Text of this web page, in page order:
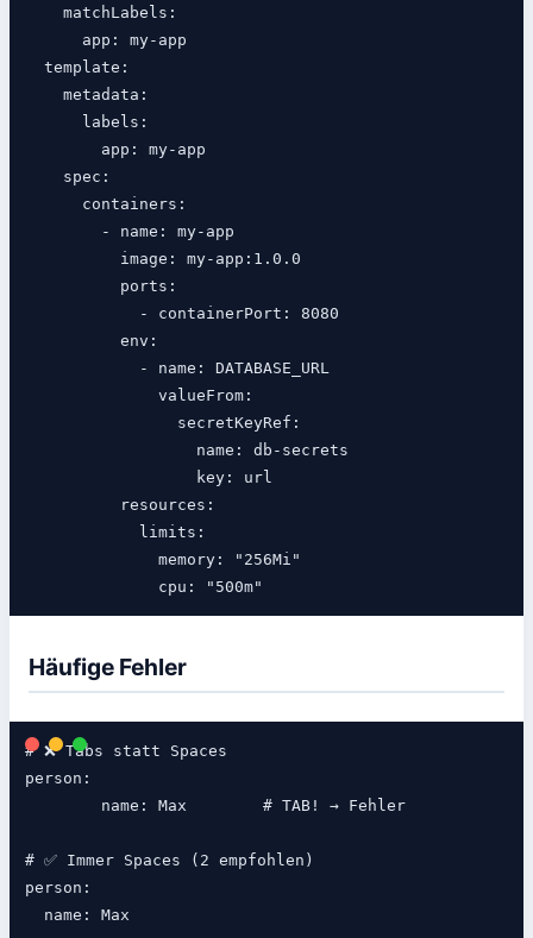
    matchLabels:
      app: my-app
  template:
    metadata:
      labels:
        app: my-app
    spec:
      containers:
        - name: my-app
          image: my-app:1.0.0
          ports:
            - containerPort: 8080
          env:
            - name: DATABASE_URL
              valueFrom:
                secretKeyRef:
                  name: db-secrets
                  key: url
          resources:
            limits:
              memory: "256Mi"
Häufige Fehler
# ❌ Tabs statt Spaces
person:
# ✅ Immer Spaces (2 empfohlen)
person:
  name: Max